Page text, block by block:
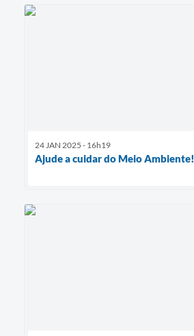
24 JAN 2025 - 16h19
Ajude a cuidar do Meio Ambiente!